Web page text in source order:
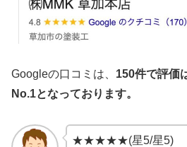
Googleの口コミは、 150件で評価
No.1となっております。
★★★★★(星5/星5)